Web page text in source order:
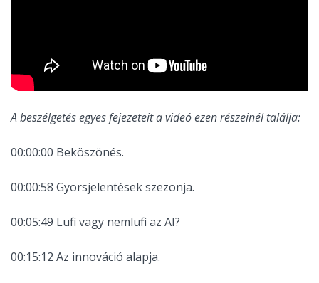
A beszélgetés egyes fejezeteit a videó ezen részeinél találja:
00:00:00 Beköszönés.
00:00:58 Gyorsjelentések szezonja.
00:05:49 Lufi vagy nemlufi az AI?
00:15:12 Az innováció alapja.